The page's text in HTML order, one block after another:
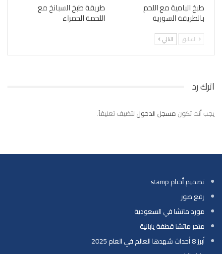
طبخ البامية مع اللحم
بالطريقة السورية
طريقة طبخ السبانخ مع
اللحمة الحمراء
السابق التالي
اترك رد
يجب أنت تكون مسجل الدخول لتضيف تعليقاً.
تصميم أختام stamp
رفع صور
مورد ماتشا في السعودية
متجر ماتشا قطفة يابانية
أبرز 8 أحداث شهدها العالم في العام 2025